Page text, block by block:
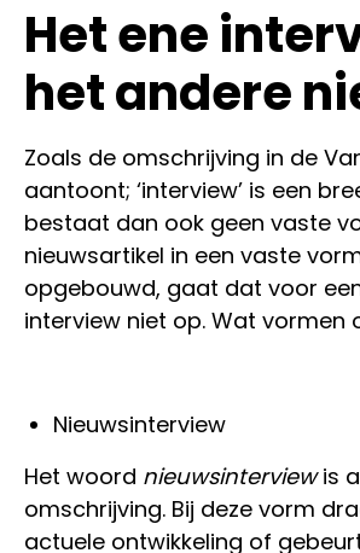
Het ene
het andere
Zoals de omschrijving in de
aantoont; ‘interview’ is een
bestaat dan ook geen vaste
nieuwsartikel in een vaste
opgebouwd, gaat dat voor
interview niet op. Wat vormen
Nieuwsinterview
Het woord nieuwsinterviewis
omschrijving. Bij deze vorm
actuele ontwikkeling of